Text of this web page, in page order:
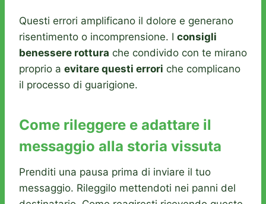
Questi errori amplificano il dolore e generano
risentimento o incomprensione. I consigli
benessere rottura che condivido con te mirano
proprio a evitare questi errori che complicano
il processo di guarigione.
Come rileggere e adattare il
messaggio alla storia vissuta
Prenditi una pausa prima di inviare il tuo
messaggio. Rileggilo mettendoti nei panni del